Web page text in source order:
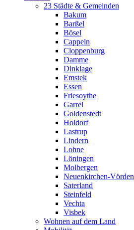
23 Städte & Gemeinden
Bakum
Barßel
Bösel
Cappeln
Cloppenburg
Damme
Dinklage
Emstek
Essen
Friesoythe
Garrel
Goldenstedt
Holdorf
Lastrup
Lindern
Lohne
Löningen
Molbergen
Neuenkirchen-Vörden
Saterland
Steinfeld
Vechta
Visbek
Wohnen auf dem Land